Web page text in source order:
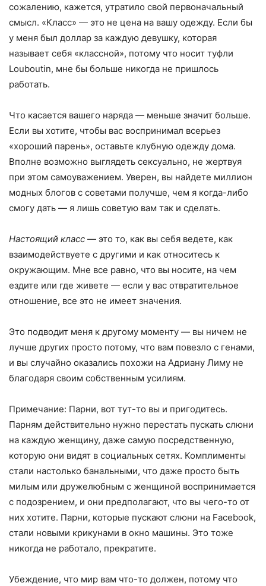
сожалению, кажется, утратило свой первоначальный
смысл. «Класс» — это не цена на вашу одежду. Если бы
у меня был доллар за каждую девушку, которая
называет себя «классной», потому что носит туфли
Louboutin, мне бы больше никогда не пришлось
работать.
Что касается вашего наряда — меньше значит больше.
Если вы хотите, чтобы вас воспринимал всерьез
«хороший парень», оставьте клубную одежду дома.
Вполне возможно выглядеть сексуально, не жертвуя
при этом самоуважением. Уверен, вы найдете миллион
модных блогов с советами получше, чем я когда-либо
смогу дать — я лишь советую вам так и сделать.
Настоящий класс — это то, как вы себя ведете, как
взаимодействуете с другими и как относитесь к
окружающим. Мне все равно, что вы носите, на чем
ездите или где живете — если у вас отвратительное
отношение, все это не имеет значения.
Это подводит меня к другому моменту — вы ничем не
лучше других просто потому, что вам повезло с генами,
и вы случайно оказались похожи на Адриану Лиму не
благодаря своим собственным усилиям.
Примечание: Парни, вот тут-то вы и пригодитесь.
Парням действительно нужно перестать пускать слюни
на каждую женщину, даже самую посредственную,
которую они видят в социальных сетях. Комплименты
стали настолько банальными, что даже просто быть
милым или дружелюбным с женщиной воспринимается
с подозрением, и они предполагают, что вы чего-то от
них хотите. Парни, которые пускают слюни на Facebook,
стали новыми крикунами в окно машины. Это тоже
никогда не работало, прекратите.
Убеждение, что мир вам что-то должен, потому что